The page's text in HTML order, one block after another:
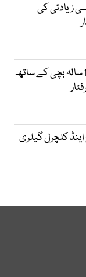
زیادتی کی
لاہور؛ قریبی رشتےدار کی 12 سالہ بچی کے ساتھ
اینڈ کلچرل گیلری